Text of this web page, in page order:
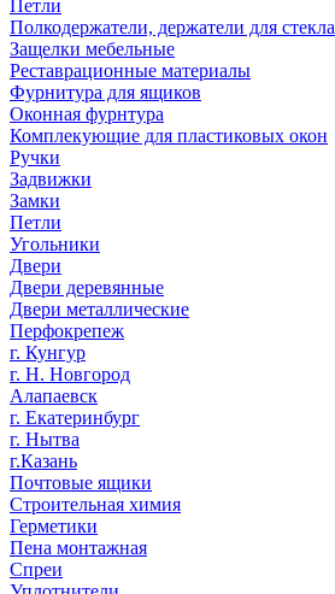
Петли
Полкодержатели, держатели для стекла
Защелки мебельные
Реставрационные материалы
Фурнитура для ящиков
Оконная фурнтура
Комплекующие для пластиковых окон
Ручки
Задвижки
Замки
Петли
Угольники
Двери
Двери деревянные
Двери металлические
Перфокрепеж
г. Кунгур
г. Н. Новгород
Алапаевск
г. Екатеринбург
г. Нытва
г.Казань
Почтовые ящики
Строительная химия
Герметики
Пена монтажная
Спреи